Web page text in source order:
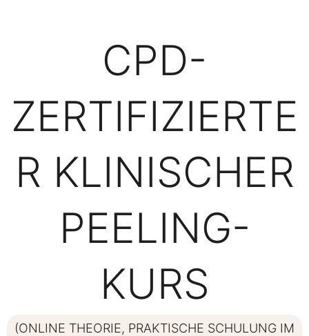
CPD-
ZERTIFIZIERTE
R KLINISCHER
PEELING-
KURS
(ONLINE THEORIE, PRAKTISCHE SCHULUNG IM